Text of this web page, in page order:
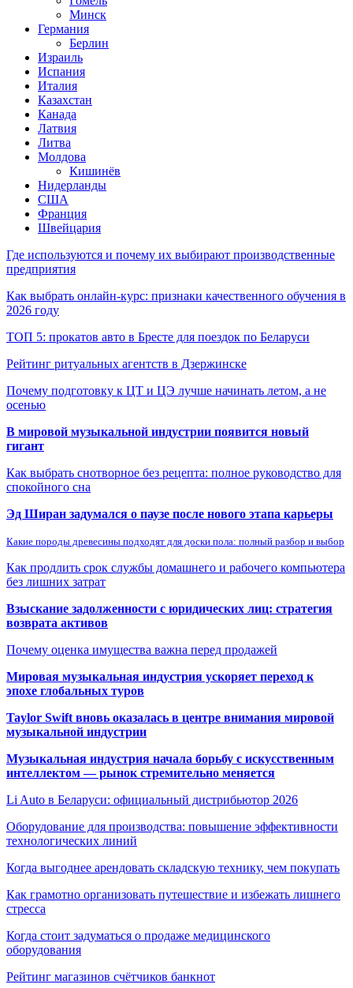
Минск
Германия
Берлин
Израиль
Испания
Италия
Казахстан
Канада
Латвия
Литва
Молдова
Кишинёв
Нидерланды
США
Франция
Швейцария
Где используются и почему их выбирают производственные
предприятия
Как выбрать онлайн-курс: признаки качественного обучения в
2026 году
ТОП 5: прокатов авто в Бресте для поездок по Беларуси
Рейтинг ритуальных агентств в Дзержинске
Почему подготовку к ЦТ и ЦЭ лучше начинать летом, а не
осенью
В мировой музыкальной индустрии появится новый
гигант
Как выбрать снотворное без рецепта: полное руководство для
спокойного сна
Эд Ширан задумался о паузе после нового этапа карьеры
Какие породы древесины подходят для доски пола: полный разбор и выбор
Как продлить срок службы домашнего и рабочего компьютера
без лишних затрат
Взыскание задолженности с юридических лиц: стратегия
возврата активов
Почему оценка имущества важна перед продажей
Мировая музыкальная индустрия ускоряет переход к
эпохе глобальных туров
Taylor Swift вновь оказалась в центре внимания мировой
музыкальной индустрии
Музыкальная индустрия начала борьбу с искусственным
интеллектом — рынок стремительно меняется
Li Auto в Беларуси: официальный дистрибьютор 2026
Оборудование для производства: повышение эффективности
технологических линий
Когда выгоднее арендовать складскую технику, чем покупать
Как грамотно организовать путешествие и избежать лишнего
стресса
Когда стоит задуматься о продаже медицинского
оборудования
Рейтинг магазинов счётчиков банкнот